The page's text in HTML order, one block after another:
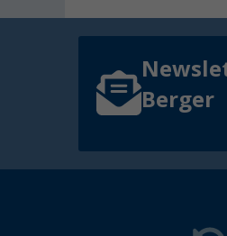
Berger